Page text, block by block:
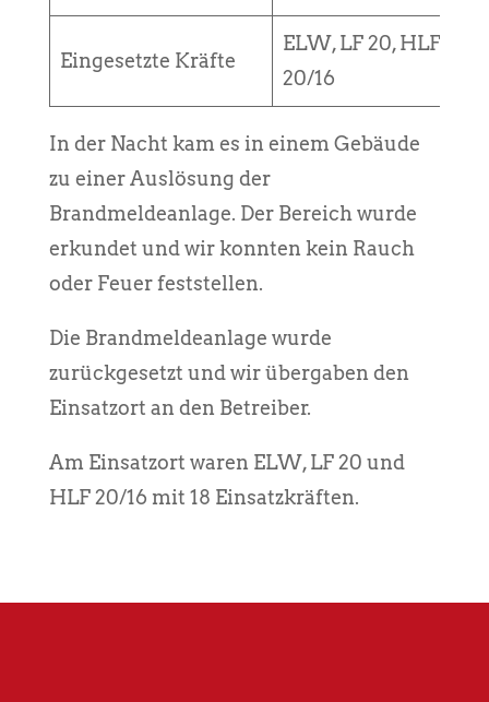
Eingesetzte Kräfte
ELW, LF 20, HLF
20/16
In der Nacht kam es in einem Gebäude
zu einer Auslösung der
Brandmeldeanlage. Der Bereich wurde
erkundet und wir konnten kein Rauch
oder Feuer feststellen.
Die Brandmeldeanlage wurde
zurückgesetzt und wir übergaben den
Einsatzort an den Betreiber.
Am Einsatzort waren ELW, LF 20 und
HLF 20/16 mit 18 Einsatzkräften.